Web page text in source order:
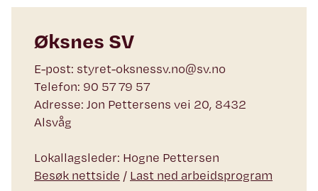
Øksnes SV
E-post: styret-oksnessv.no@sv.no
Telefon: 90 57 79 57
Adresse: Jon Pettersens vei 20, 8432
Alsvåg
Lokallagsleder: Hogne Pettersen
Besøk nettside / Last ned arbeidsprogram